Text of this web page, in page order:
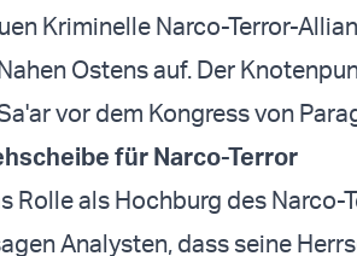
Kriminelle Narco-Terror-
Ostens auf. Der
vor dem Kongress von
für Narco-Terror
Rolle als Hochburg des Narco-
Analysten, dass seine